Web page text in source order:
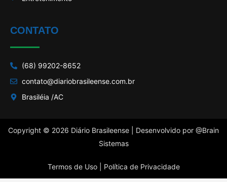
CONTATO
(68) 99202-8652
contato@diariobrasileense.com.br
Brasiléia /AC
Copyright © 2026 Diário Brasileense | Desenvolvido por @Brain
Sistemas
Termos de Uso | Política de Privacidade